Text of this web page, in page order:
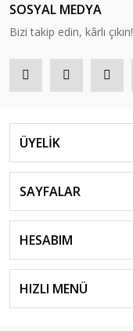
SOSYAL MEDYA
Bizi takip edin, kârlı çıkın!
ÜYELİK
SAYFALAR
HESABIM
HIZLI MENÜ